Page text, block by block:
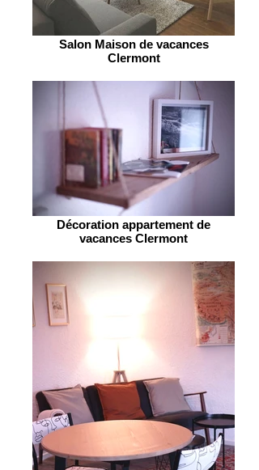
Salon Maison de vacances
Clermont
Décoration appartement de
vacances Clermont